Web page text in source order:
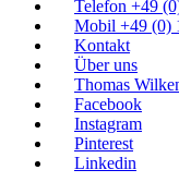
Telefon +49
Mobil +49 (0)
Kontakt
Über uns
Thomas
Facebook
Instagram
Pinterest
Linkedin